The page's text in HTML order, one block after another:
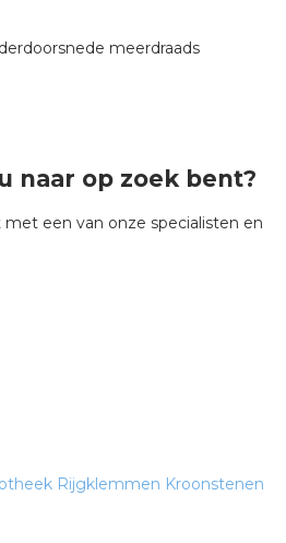
meerdraads
naar op zoek bent?
een van onze specialisten en
Rijgklemmen Kroonstenen